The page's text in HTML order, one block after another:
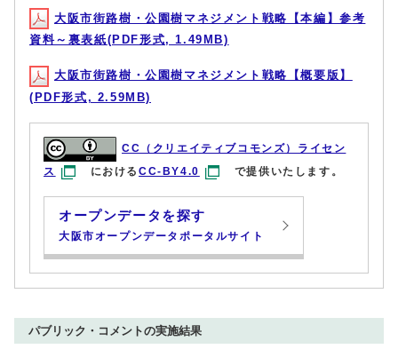
大阪市街路樹・公園樹マネジメント戦略【本編】参考
資料～裏表紙(PDF形式, 1.49MB)
大阪市街路樹・公園樹マネジメント戦略【概要版】
(PDF形式, 2.59MB)
CC（クリエイティブコモンズ）ライセン
ス
におけるCC-BY4.0 で提供いたします。
オープンデータを探す
大阪市オープンデータポータルサイト
パブリック・コメントの実施結果